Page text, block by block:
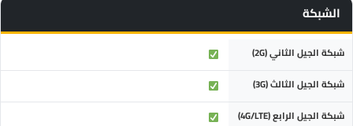
الشبكة
المواصفة التفاصيل
شبكة الجيل الثاني (2G)
شبكة الجيل الثالث (3G)
شبكة الجيل الرابع (4G/LTE)